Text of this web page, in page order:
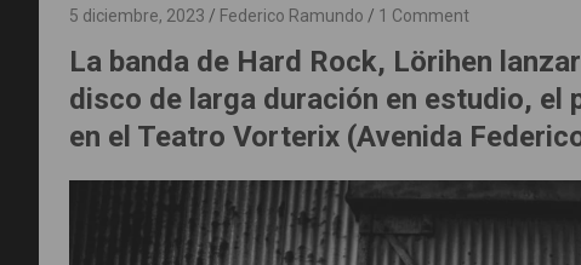
5 diciembre, 2023 Federico Ramundo 1 Comment
La banda de Hard Rock, Lörihen
disco de larga duración en estudio, el
en el Teatro Vorterix (Avenida